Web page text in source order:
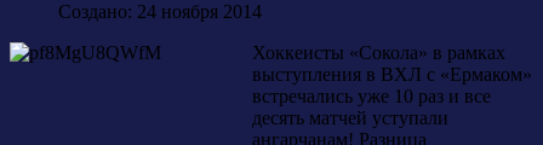
Создано: 24 ноября 2014
Хоккеисты «Сокола» в рамках
выступления в ВХЛ с «Ермаком»
встречались уже 10 раз и все
десять матчей уступали
ангарчанам! Разница